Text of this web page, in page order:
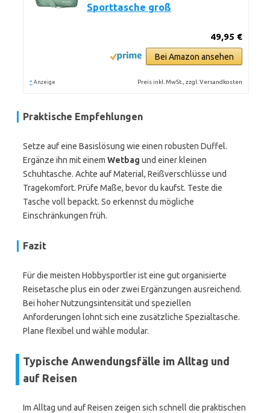
Sporttasche groß
49,95 €
Bei Amazon ansehen
* Anzeige Preis inkl. MwSt., zzgl. Versandkosten
Praktische Empfehlungen
Setze auf eine Basislösung wie einen robusten Duffel.
Ergänze ihn mit einem Wetbag und einer kleinen
Schuhtasche. Achte auf Material, Reißverschlüsse und
Tragekomfort. Prüfe Maße, bevor du kaufst. Teste die
Tasche voll bepackt. So erkennst du mögliche
Einschränkungen früh.
Fazit
Für die meisten Hobbysportler ist eine gut organisierte
Reisetasche plus ein oder zwei Ergänzungen ausreichend.
Bei hoher Nutzungsintensität und speziellen
Anforderungen lohnt sich eine zusätzliche Spezialtasche.
Plane flexibel und wähle modular.
Typische Anwendungsfälle im Alltag und
auf Reisen
Im Alltag und auf Reisen zeigen sich schnell die praktischen